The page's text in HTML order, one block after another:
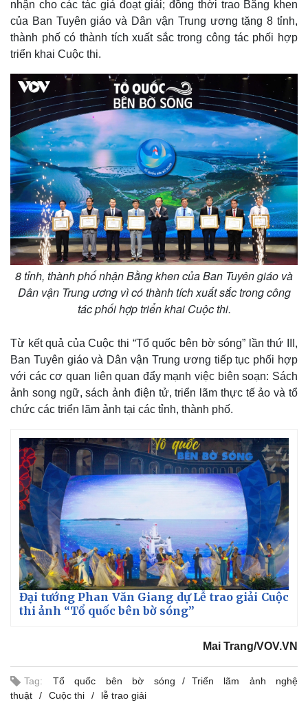
nhận cho các tác giả đoạt giải; đồng thời trao Bằng khen
của Ban Tuyên giáo và Dân vận Trung ương tặng 8 tỉnh,
thành phố có thành tích xuất sắc trong công tác phối hợp
triển khai Cuộc thi.
8 tỉnh, thành phố nhận Bằng khen của Ban Tuyên giáo và
Dân vận Trung ương vì có thành tích xuất sắc trong công
tác phối hợp triển khai Cuộc thi.
Từ kết quả của Cuộc thi “Tổ quốc bên bờ sóng” lần thứ III,
Ban Tuyên giáo và Dân vận Trung ương tiếp tục phối hợp
với các cơ quan liên quan đẩy mạnh việc biên soạn: Sách
ảnh song ngữ, sách ảnh điện tử, triển lãm thực tế ảo và tổ
chức các triển lãm ảnh tại các tỉnh, thành phố.
Đại tướng Phan Văn Giang dự Lễ trao giải Cuộc
thi ảnh “Tổ quốc bên bờ sóng”
Mai Trang/VOV.VN
Tag: Tổ quốc bên bờ sóng
Triển lãm ảnh nghệ
thuật
Cuộc thi lễ trao giải